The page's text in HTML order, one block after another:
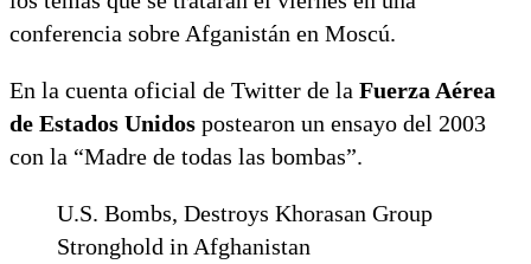
conferencia sobre Afganistán en Moscú.
En la cuenta oficial de Twitter de la Fuerza Aérea
de Estados Unidos postearon un ensayo del 2003
con la “Madre de todas las bombas”.
U.S. Bombs, Destroys Khorasan Group
Stronghold in Afghanistan